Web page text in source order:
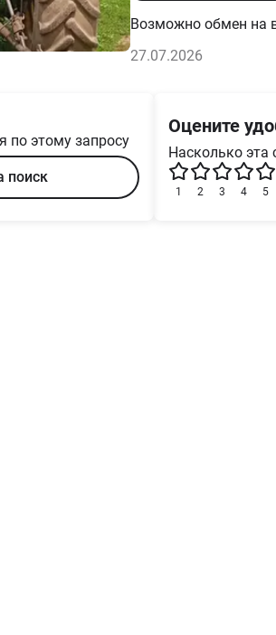
Возможно обмен на
27.07.2026
по этому запросу
поиск
Оцените
Насколько эта
5
4
3
2
1